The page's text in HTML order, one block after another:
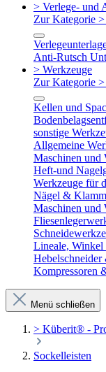
> Verlege- und
Zur Kategorie
Anti-Rutsch
> Werkzeuge
Zur Kategorie
Kellen und
sonstige
Allgemeine
Maschinen und
Heft-und
Werkzeuge für
Nägel &
Maschinen und
Lineale, Winkel
Kompressoren
Menü schließen
> Küberit® -
Sockelleisten